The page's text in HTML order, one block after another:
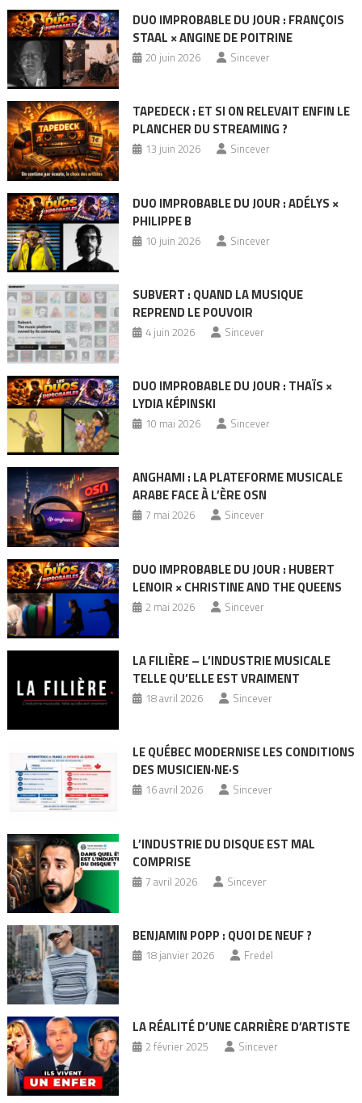
DUO IMPROBABLE DU JOUR : FRANÇOIS
STAAL × ANGINE DE POITRINE
20 juin 2026 Sincever
TAPEDECK : ET SI ON RELEVAIT ENFIN LE
PLANCHER DU STREAMING ?
13 juin 2026 Sincever
DUO IMPROBABLE DU JOUR : ADÉLYS ×
PHILIPPE B
10 juin 2026 Sincever
SUBVERT : QUAND LA MUSIQUE
REPREND LE POUVOIR
4 juin 2026 Sincever
DUO IMPROBABLE DU JOUR : THAÏS ×
LYDIA KÉPINSKI
10 mai 2026 Sincever
ANGHAMI : LA PLATEFORME MUSICALE
ARABE FACE À L’ÈRE OSN
7 mai 2026 Sincever
DUO IMPROBABLE DU JOUR : HUBERT
LENOIR × CHRISTINE AND THE QUEENS
2 mai 2026 Sincever
LA FILIÈRE – L’INDUSTRIE MUSICALE
TELLE QU’ELLE EST VRAIMENT
18 avril 2026 Sincever
LE QUÉBEC MODERNISE LES CONDITIONS
DES MUSICIEN·NE·S
16 avril 2026 Sincever
L’INDUSTRIE DU DISQUE EST MAL
COMPRISE
7 avril 2026 Sincever
BENJAMIN POPP : QUOI DE NEUF ?
18 janvier 2026 Fredel
LA RÉALITÉ D’UNE CARRIÈRE D’ARTISTE
2 février 2025 Sincever